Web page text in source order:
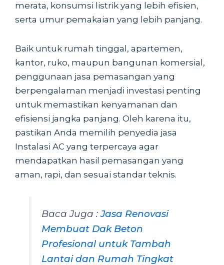
merata, konsumsi listrik yang lebih efisien,
serta umur pemakaian yang lebih panjang.
Baik untuk rumah tinggal, apartemen,
kantor, ruko, maupun bangunan komersial,
penggunaan jasa pemasangan yang
berpengalaman menjadi investasi penting
untuk memastikan kenyamanan dan
efisiensi jangka panjang. Oleh karena itu,
pastikan Anda memilih penyedia jasa
Instalasi AC yang terpercaya agar
mendapatkan hasil pemasangan yang
aman, rapi, dan sesuai standar teknis.
Baca Juga :Jasa Renovasi
Membuat Dak Beton
Profesional untuk Tambah
Lantai dan Rumah Tingkat